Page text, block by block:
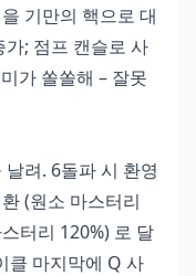
기만의 핵으로 대
; 점프 캔슬로 사
가 쏠쏠해 – 잘못
려. 6돌파 시 환영
(원소 마스터리
터리 120%) 로 달
클 마지막에 Q 사